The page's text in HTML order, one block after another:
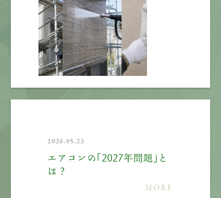
2026.05.23
エアコンの「2027年問題」と
は？
MORE